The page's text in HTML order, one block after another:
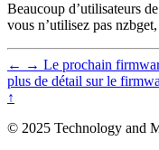
Beaucoup d’utilisateurs
vous n’utilisez pas nzbget,
← → Le prochain
plus de détail sur le
↑
© 2025 Technology and